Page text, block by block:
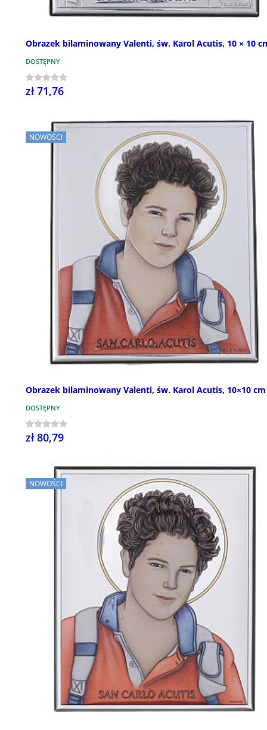
Obrazek bilaminowany Valenti, św. Karol Acutis, 10 × 10
DOSTĘPNY
zł 71,76
NOWOŚCI
Obrazek bilaminowany Valenti, św. Karol Acutis, 10×10 cm
DOSTĘPNY
zł 80,79
NOWOŚCI